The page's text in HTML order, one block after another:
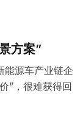
方案”
能源车产业链企
”，很难获得回